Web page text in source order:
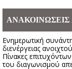
ΑΝΑΚΟΙΝΩΣΕΙΣ
Ενημερωτική
διενέργειας
Πίνακες
του διαγωνισμού